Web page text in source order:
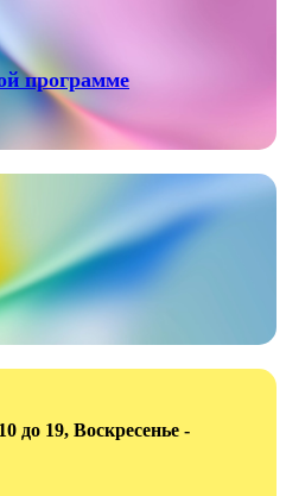
программе
до 19, Воскресенье -